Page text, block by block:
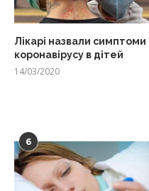
Лікарі назвали симптоми
коронавірусу в дітей
14/03/2020
6